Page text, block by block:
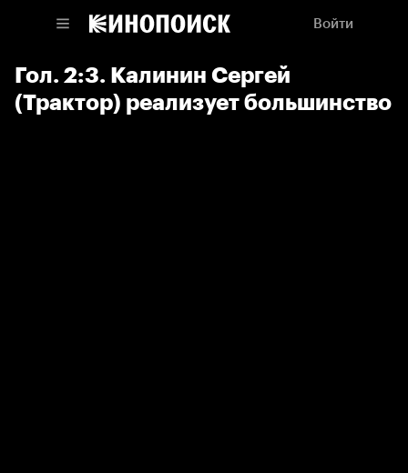
Войти
Гол. 2:3. Калинин Сергей
(Трактор) реализует большинство